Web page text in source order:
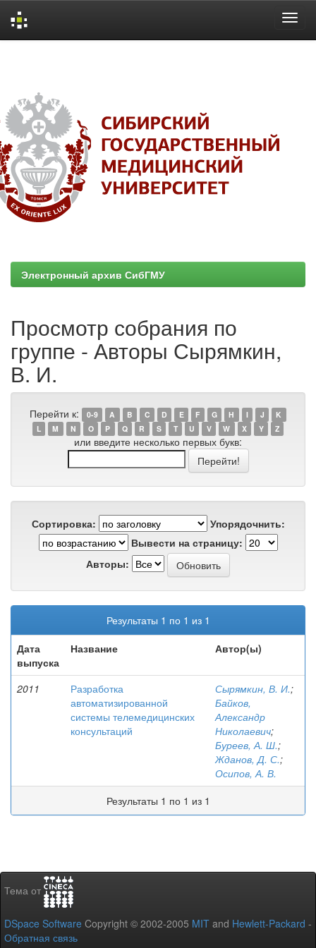
Электронный архив СибГМУ
Просмотр собрания по
группе - Авторы Сырямкин,
В. И.
Перейти к: 0-9 A B C D E F G H I J
K
L
M N O P Q R S T U V W X Y Z
или введите несколько первых букв:
Сортировка:
Упорядочнить:
Вывести на страницу:
Авторы:
Результаты 1 по 1 из 1
Дата
выпуска
Название Автор(ы)
2011
Разработка
автоматизированной
системы телемедицинских
консультаций
Сырямкин, В. И.;
Байков,
Александр
Николаевич;
Буреев, А. Ш.;
Жданов, Д. С.;
Осипов, А. В.
Результаты 1 по 1 из 1
Тема от
DSpace Software Copyright © 2002-2005 MIT and Hewlett-Packard -
Обратная связь